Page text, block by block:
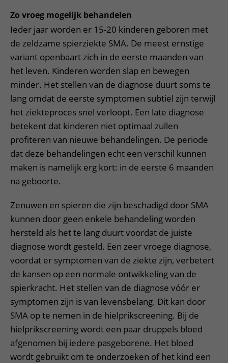
Zo vroeg mogelijk behandelen
Ieder jaar worden er 15-20 kinderen geboren met
de zeldzame spierziekte SMA. De meest ernstige
variant openbaart zich in de eerste maanden van
het leven. Kinderen worden slap en bewegen
minder. Het stellen van de diagnose duurt soms te
lang omdat de eerste symptomen subtiel zijn terwijl
het ziekteproces snel verloopt. Een late diagnose
betekent dat kinderen niet optimaal zullen
profiteren van nieuwe behandelingen. De periode
dat deze behandelingen echt een verschil kunnen
maken is namelijk erg kort: in de eerste 6 maanden
na geboorte.
Zenuwen en spieren die zijn beschadigd door SMA
kunnen door geen enkele behandeling worden
hersteld als het te lang duurt voordat de juiste
diagnose wordt gesteld. Een zeer vroege diagnose,
voordat er symptomen van de ziekte zijn, verbetert
de kansen op een normale ontwikkeling van de
spierkracht. Het stellen van de diagnose vóór er
symptomen zijn is van levensbelang. Dit kan door
SMA op te nemen in de hielprikscreening. Bij de
hielprikscreening wordt een paar druppels bloed
afgenomen bij iedere pasgeborene. Het bloed
wordt gebruikt om te onderzoeken of het kind een